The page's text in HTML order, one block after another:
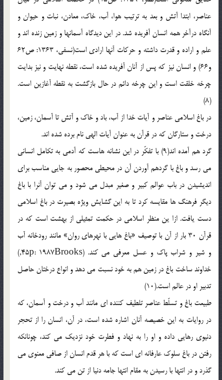
عناصر، ابتدا آتش و بعد به ترتیب هوا، آب، خاک، معادن، نبات و حیوان و
آنگاه درآخر همه انسان آفریده شد. در این دیدگاه آسمانها و زمین زنده اند و
علم و اراده و قدرت داشته و حرکات آنها ارادی است(نسفی، 1363: ص62
و66) و انسان نیز که پس از آنان آفریده شده است، نقطه نهایت و نیز بدایت
چرخه خلقت است و این چرخه دائم در حال بازگشت به نقطه آغازین است.
(8)
در باغ اسلامی عناصر و آیات خدا از آب، باد و خاک و آتش تا آسمان، زمین،
درخت و ستارگان که در قرآن به عنوان آیات الهی نام برده شده اند.
گرد هم آمده اند(9) با تفکّر در این نشانه هاست که آدمی به تکامل انسانی
می رسد و باغ با گردهم آوردن آن در محیطی محصور به جایی مناسب برای
اندیشیدن در باب عوالم کبیر و صغیر مبدل می شود و می توان آنرا با باغ
دیگر فرهنگ ها مقایسه کرد تا به این گشایش ویژه بصیرت در باغ اسلامی
دست یافت. ازا ین منظر اسلامی در حکمت تمثیلی از بهشت است که در
قرآن 30 بار از آن با توصیف «باغ هایی با نهرهای روان» مانند رودخانه آب
و شیر و شراب پاک و عسل معرفی می کند. (45p: 1987Brooks,)
خداوند ساخت باغ در زمین هم به خود نسبت می دهد و انواع درختان حاصل
تدبیر او در عالم است.(10)
طبیعت باغ و تسلّط عناصر تلطیف کننده ای مانند آب و درخت و آسمان، که
در روایات به این خصیصه آنان اشاره شده است، در آن، انسان را از تحجر
دنیوی رهایی داده و او را به نهاد و فطرت خود نزدیک می کند، چونانکه
رفتن در باغ سلوک عارفانه ای است که با هر قدم انسان از صافی معنوی می
گذرد و در انتها با رسیدن به مقام انتها جامه دنیا از تن می کند.